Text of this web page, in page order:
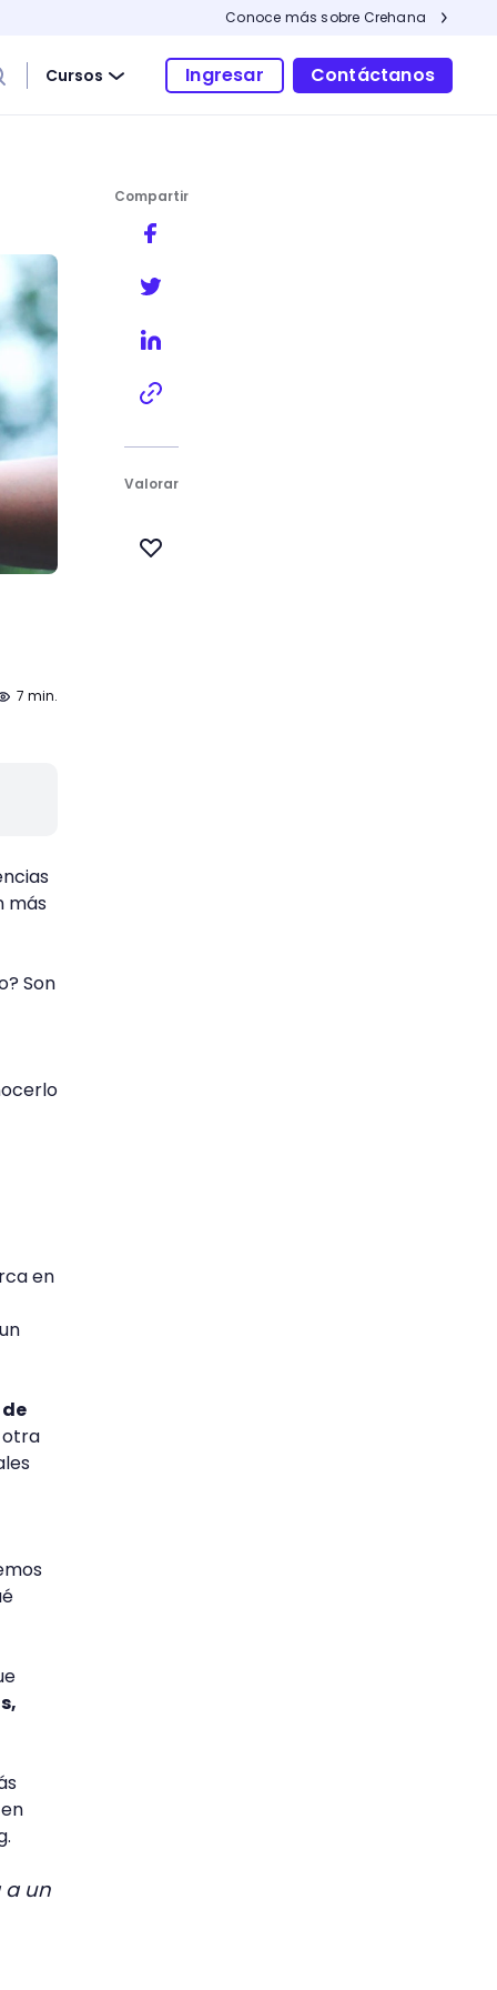
Conoce más sobre Crehana
Cursos Ingresar Contáctanos
7 min.
más
Son
en
otra
a un
Compartir
Valorar